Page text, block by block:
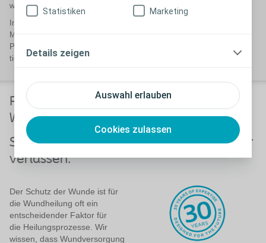
Auswahl erlauben
Cookies zulassen
Statistiken Marketing
Details zeigen
wirken dem Aufrollen des Verbands entgegen.
Im Gegensatz zu einigen anderen Hydrokolloidverbänden auf dem
Markt enthält Comfeel Plus und Comfeel Plus Transparent kein
Pektin und keine bekannten Allergene wie Latex, Kolophonium oder
tierische Nebenerzeugnisse wie Gelatine.
Pioniere auf dem Gebiet der feuchten
Wundversorgung
Sie dürfen sich auf Coloplast als Partner
verlassen.
Der Schutz der Wunde ist für
die Wundheilung oft ein
entscheidender Faktor für
die Heilungsprozesse. Wir
wissen, dass Wundversorgung